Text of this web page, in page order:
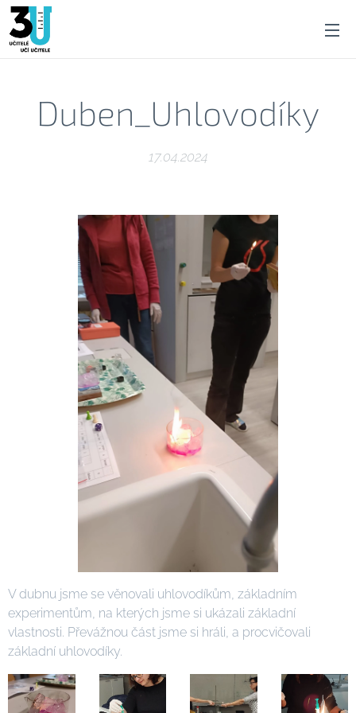
Duben_Uhlovodíky
17.04.2024
V dubnu jsme se věnovali uhlovodíkům, základním
experimentům, na kterých jsme si ukázali základní
vlastnosti. Převážnou část jsme si hráli, a procvičovali
základní uhlovodíky.